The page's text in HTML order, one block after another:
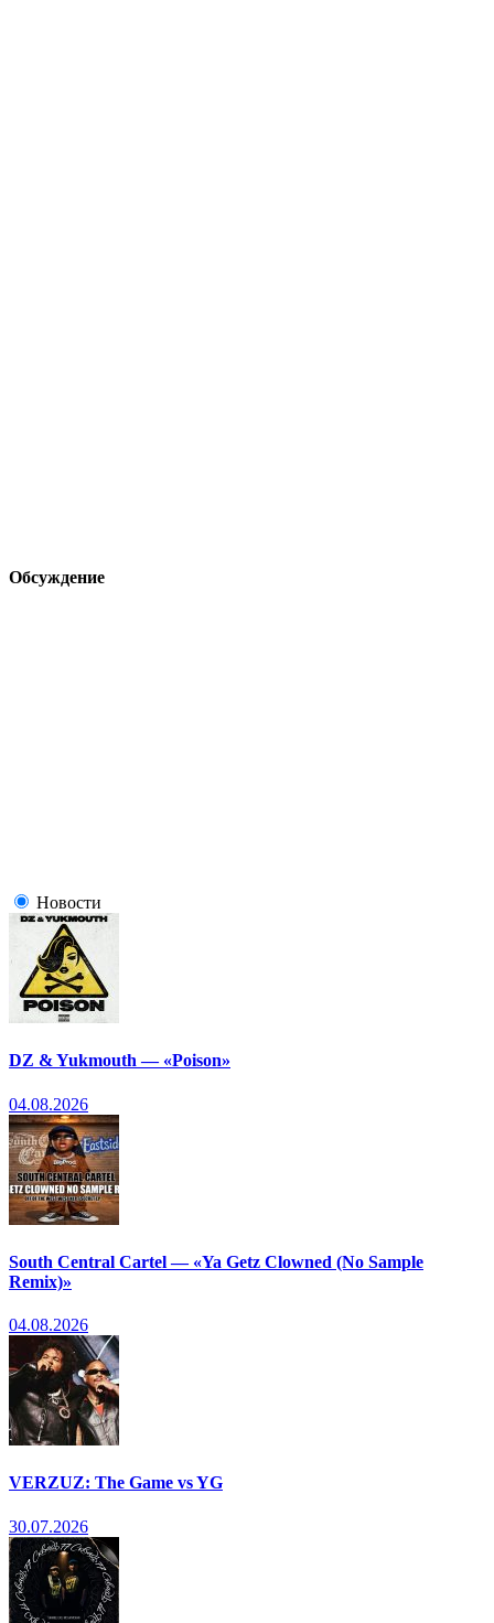
Обсуждение
Новости
DZ & Yukmouth — «Poison»
04.08.2026
South Central Cartel — «Ya Getz Clowned (No Sample
Remix)»
04.08.2026
VERZUZ: The Game vs YG
30.07.2026